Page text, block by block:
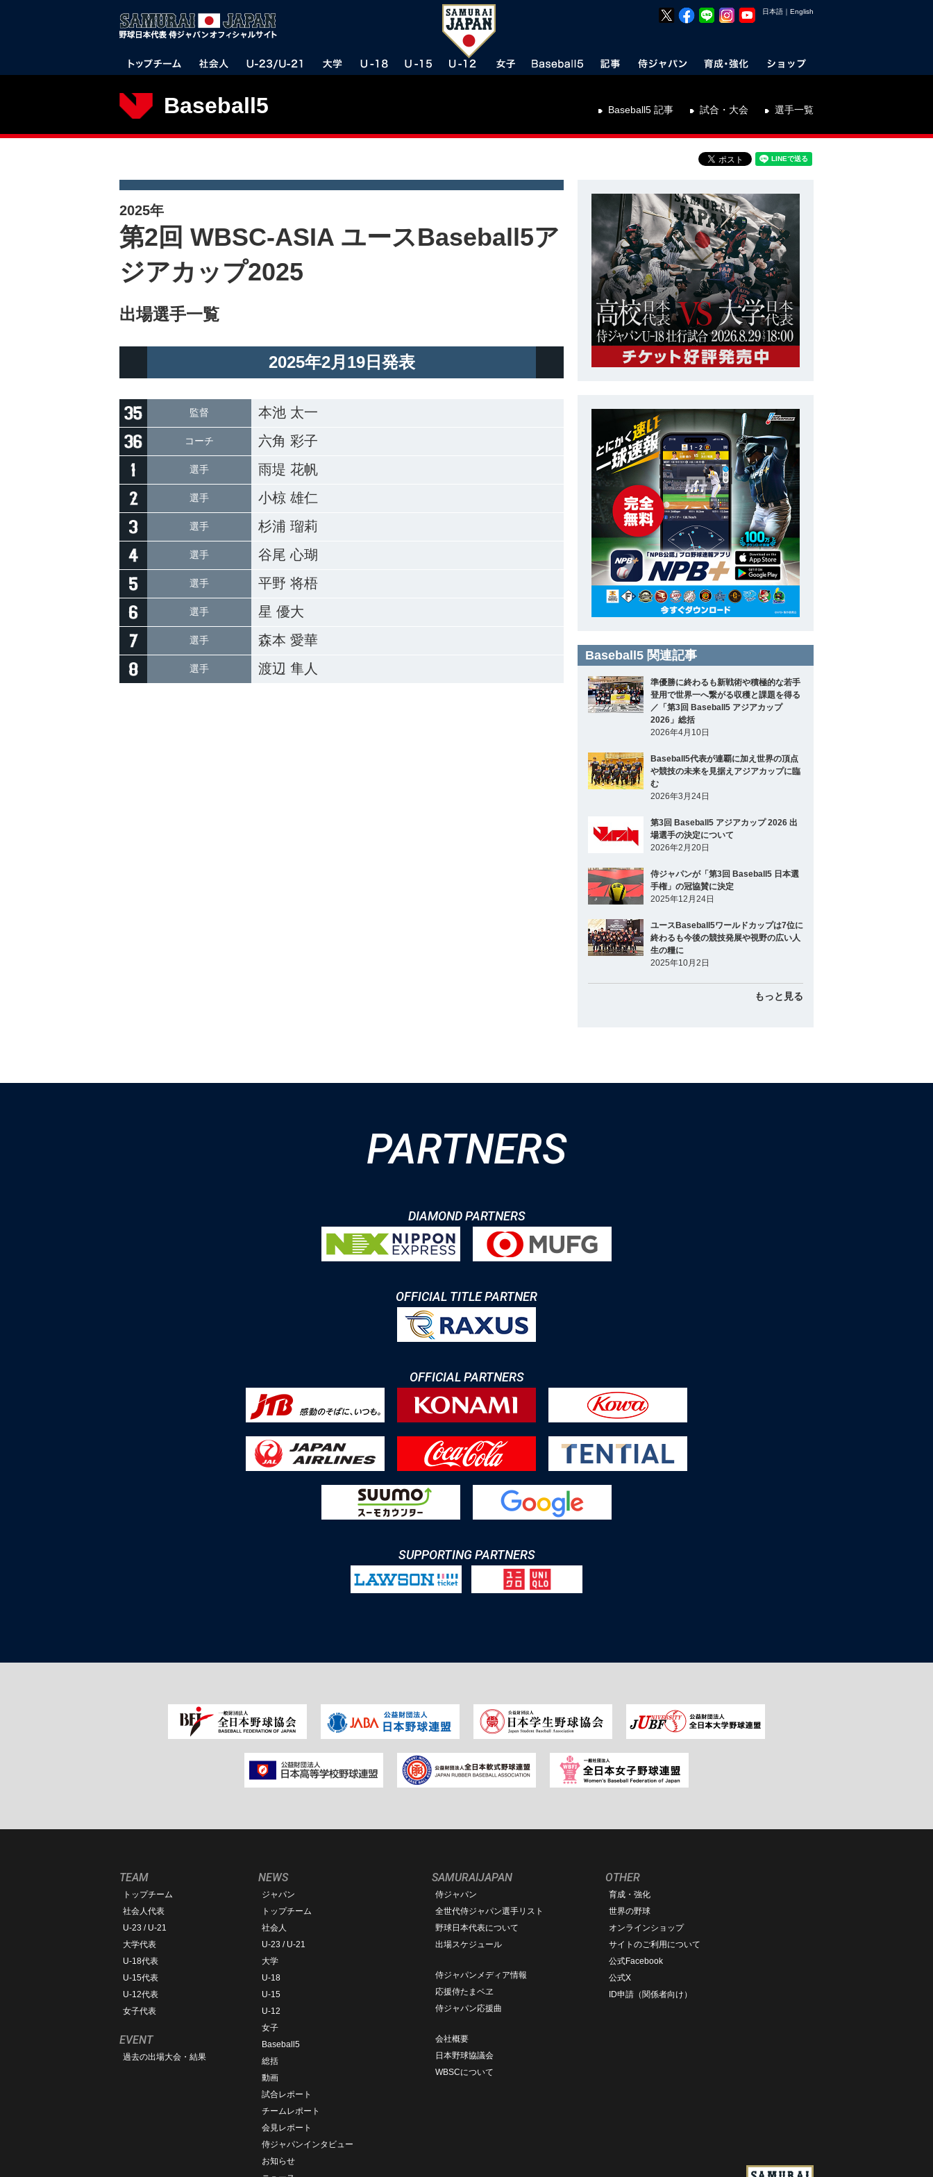
日本語 ｜ English
Baseball5 Baseball5 記事 試合・大会 選手一覧
2025年
第2回 WBSC-ASIA ユースBaseball5ア
ジアカップ2025
出場選手一覧
2025年2月19日発表
監督 本池 太一
コーチ 六角 彩子
選手 雨堤 花帆
選手 小椋 雄仁
選手 杉浦 瑠莉
選手 谷尾 心瑚
選手 平野 将梧
選手 星 優大
選手 森本 愛華
選手 渡辺 隼人
Baseball5 関連記事
準優勝に終わるも新戦術や積極的な若手
登用で世界一へ繋がる収穫と課題を得る
／「第3回 Baseball5 アジアカップ
2026」総括
2026年4月10日
Baseball5代表が連覇に加え世界の頂点
や競技の未来を見据えアジアカップに臨
む
2026年3月24日
第3回 Baseball5 アジアカップ 2026 出
場選手の決定について
2026年2月20日
侍ジャパンが「第3回 Baseball5 日本選
手権」の冠協賛に決定
2025年12月24日
ユースBaseball5ワールドカップは7位に
終わるも今後の競技発展や視野の広い人
生の糧に
2025年10月2日
もっと見る
PARTNERS
DIAMOND PARTNERS
OFFICIAL TITLE PARTNER
OFFICIAL PARTNERS
SUPPORTING PARTNERS
TEAM
トップチーム
社会人代表
U-23 / U-21
大学代表
U-18代表
U-15代表
U-12代表
女子代表
EVENT
過去の出場大会・結果
NEWS
ジャパン
トップチーム
社会人
U-23 / U-21
大学
U-18
U-15
U-12
女子
Baseball5
総括
動画
試合レポート
チームレポート
会見レポート
侍ジャパンインタビュー
お知らせ
SAMURAIJAPAN
侍ジャパン
全世代侍ジャパン選手リスト
野球日本代表について
出場スケジュール
侍ジャパンメディア情報
応援侍たまベヱ
侍ジャパン応援曲
会社概要
日本野球協議会
WBSCについて
OTHER
育成・強化
世界の野球
オンラインショップ
サイトのご利用について
公式Facebook
公式X
ID申請（関係者向け）